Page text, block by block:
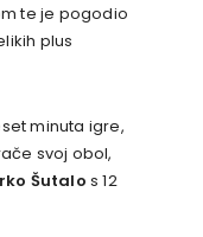
te je pogodio
plus
minuta igre,
svoj obol,
Šutalo s 12